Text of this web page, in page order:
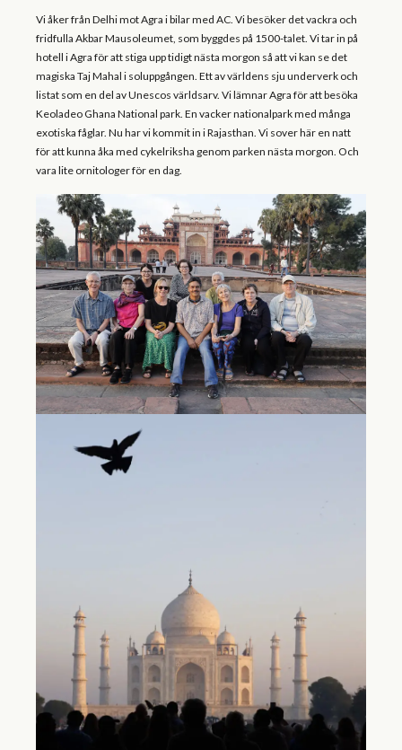
Vi åker från Delhi mot Agra i bilar med AC. Vi besöker det vackra och
fridfulla Akbar Mausoleumet, som byggdes på 1500-talet. Vi tar in på
hotell i Agra för att stiga upp tidigt nästa morgon så att vi kan se det
magiska Taj Mahal i soluppgången. Ett av världens sju underverk och
listat som en del av Unescos världsarv. Vi lämnar Agra för att besöka
Keoladeo Ghana National park. En vacker nationalpark med många
exotiska fåglar. Nu har vi kommit in i Rajasthan. Vi sover här en natt
för att kunna åka med cykelriksha genom parken nästa morgon. Och
vara lite ornitologer för en dag.